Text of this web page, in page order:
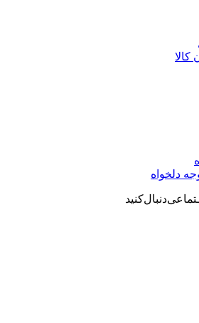
کالا
دلخواه